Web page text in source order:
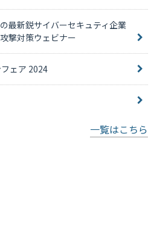
最新鋭サイバーセキュティ企業
撃対策ウェビナー
ェア 2024
一覧はこちら